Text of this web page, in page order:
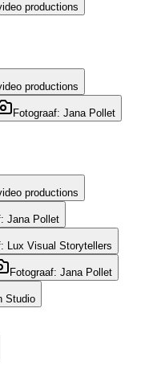
productions
productions
Fotograaf: Jana Pollet
productions
Jana Pollet
Lux Visual Storytellers
Fotograaf: Jana Pollet
Studio